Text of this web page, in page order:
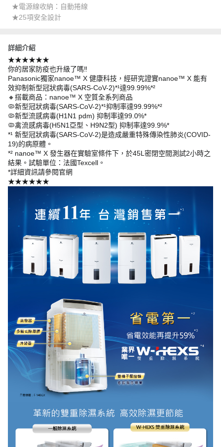
★電源線收納：自動捲線
★25項安全設計
詳細介紹
★★★★★★
你的居家防疫也升級了嗎‼
Panasonic獨家nanoe™ X 健康科技，經研究證實nanoe™ X 能有
效抑制新型冠狀病毒(SARS-CoV-2)*¹達99.99%*²
🔸搭載商品：nanoe™ X 空質全系列商品
🦠新型冠狀病毒(SARS-CoV-2)*¹抑制率達99.99%*²
🦠新型流感病毒(H1N1 pdm) 抑制率達99.0%*
🦠禽流感病毒(H5N1亞型、H9N2型) 抑制率達99.9%*
*¹ 新型冠狀病毒(SARS-CoV-2)是造成嚴重特殊傳染性肺炎(COVID-
19)的病原體。
*² nanoe™ X 發生器在實驗室條件下，於45L密閉空間測試2小時之
結果。試驗單位：法國Texcell。
*詳細資訊請參閱官網
★★★★★★